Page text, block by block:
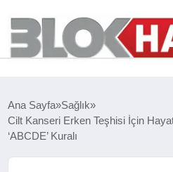
SIYASET
Ana Sayfa Sağlık
Cilt Kanseri Erken Teşhisi İçin
‘ABCDE’ Kuralı